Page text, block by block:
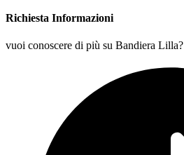
Richiesta Informazioni
vuoi conoscere di più su Bandiera Lilla?